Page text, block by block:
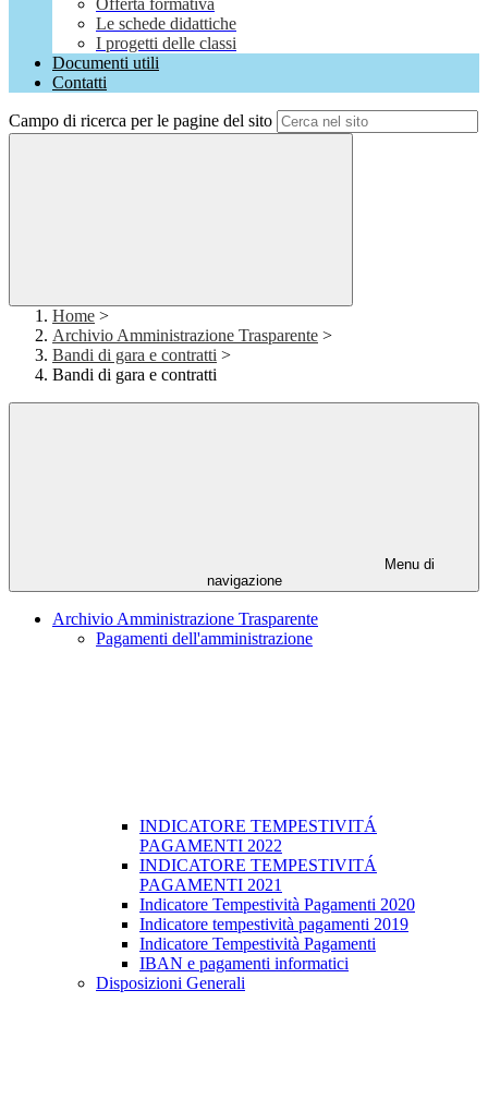
Offerta formativa
Le schede didattiche
I progetti delle classi
Documenti utili
Contatti
Campo di ricerca per le pagine del sito
Home >
Archivio Amministrazione Trasparente >
Bandi di gara e contratti >
Bandi di gara e contratti
Menu di
navigazione
Archivio Amministrazione Trasparente
Pagamenti dell'amministrazione
INDICATORE TEMPESTIVITÁ
PAGAMENTI 2022
INDICATORE TEMPESTIVITÁ
PAGAMENTI 2021
Indicatore Tempestività Pagamenti 2020
Indicatore tempestività pagamenti 2019
Indicatore Tempestività Pagamenti
IBAN e pagamenti informatici
Disposizioni Generali